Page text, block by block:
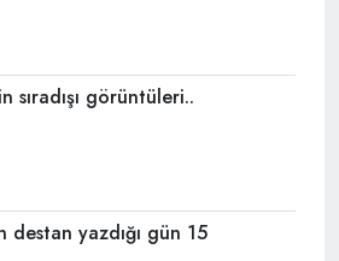
sıradışı görüntüleri..
destan yazdığı gün 15